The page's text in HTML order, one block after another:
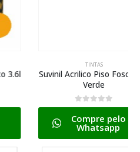
Suvinil Acrilico Piso Fosco 3.6l
Verde
0de 5
Compre pelo
Whatsapp